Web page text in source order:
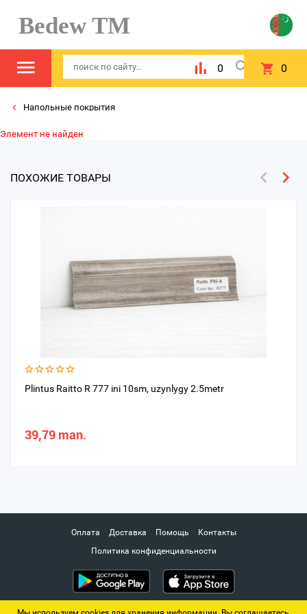
Bedew TM
0 0
Напольные покрытия
Элемент не найден
ПОХОЖИЕ ТОВАРЫ
Plintus Raitto R 777 ini 10sm, uzynlygy 2.5metr
39,79 man.
Оплата Доставка Помощь
Контакты
Политика конфиденциальности